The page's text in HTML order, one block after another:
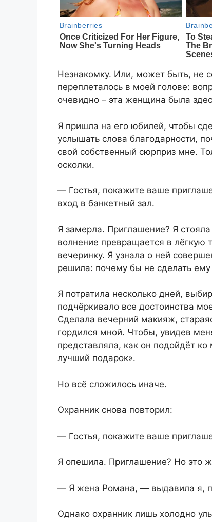
Незнакомку. Или, может быть, не
переплеталось в моей голове:
очевидно – эта женщина была
Я пришла на его юбилей, чтобы
услышать слова благодарности,
свой собственный сюрприз мне.
осколки.
— Гостья, покажите ваше
вход в банкетный зал.
Я замерла. Приглашение? Я
волнение превращается в лёгкую
вечеринку. Я узнала о ней
решила: почему бы не сделать
Я потратила несколько дней,
подчёркивало все достоинства
Сделала вечерний макияж,
гордился мной. Чтобы, увидев
представляла, как он подойдёт
лучший подарок».
Но всё сложилось иначе.
Охранник снова повторил:
— Гостья, покажите ваше
Я опешила. Приглашение? Но это
— Я жена Романа, — выдавила я,
Однако охранник лишь холодно